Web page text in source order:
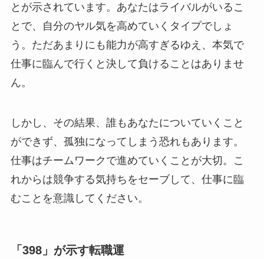
とが示されています。あなたはライバルがいるこ
とで、自分のヤル気を高めていくタイプでしょ
う。ただあまりにも能力が高すぎるゆえ、本気で
仕事に臨んで行くと決して負けることはありませ
ん。
しかし、その結果、誰もあなたについていくこと
ができず、孤独になってしまう恐れもあります。
仕事はチームワークで進めていくことが大切。こ
れからは競争する気持ちをセーブして、仕事に臨
むことを意識してください。
「398」が示す転職運